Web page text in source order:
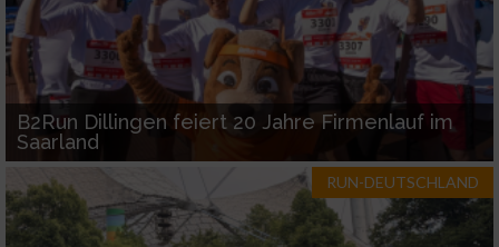
B2Run Dillingen feiert 20 Jahre Firmenlauf im
Saarland
RUN-DEUTSCHLAND